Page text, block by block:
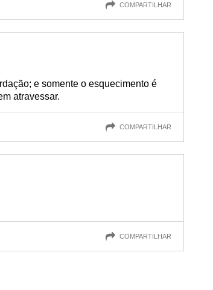
COMPARTILHAR
e somente o esquecimento é
atravessar.
COMPARTILHAR
COMPARTILHAR